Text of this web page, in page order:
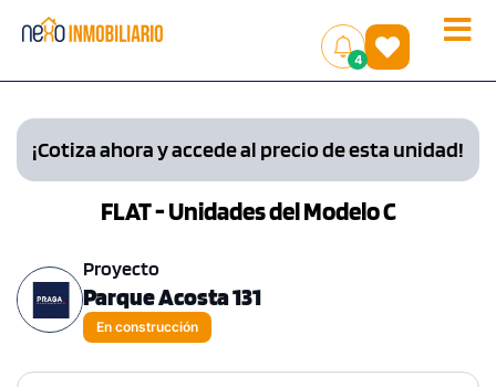
Toggle
4
()
¡Cotiza ahora y accede al precio de esta unidad!
FLAT - Unidades del Modelo C
Proyecto
Parque Acosta 131
En construcción